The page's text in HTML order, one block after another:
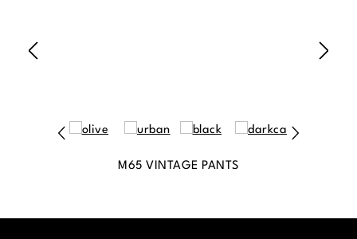
M65 VINTAGE PANTS